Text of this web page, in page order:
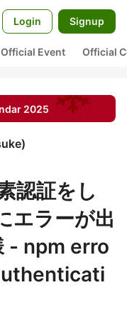
Login Signup
Official Event Official
2025
)
認証をし
エラーが出
- npm erro